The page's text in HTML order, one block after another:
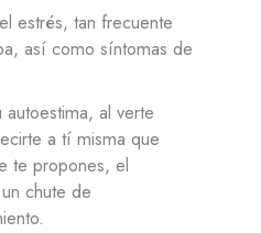
estrés, tan frecuente
así como síntomas de
autoestima, al verte
a tí misma que
te propones, el
chute de